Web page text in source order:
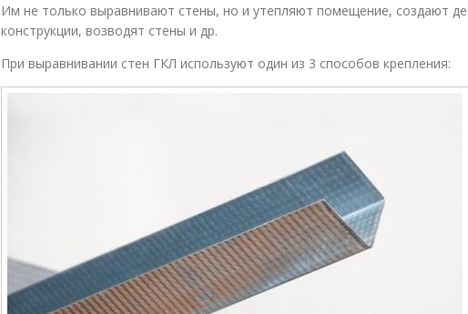
Им не только выравнивают стены, но и утепляют помещение, создают
конструкции, возводят стены и др.
При выравнивании стен ГКЛ используют один из 3 способов крепления: